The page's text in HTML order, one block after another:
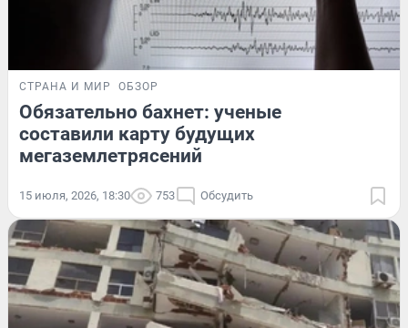
СТРАНА И МИР ОБЗОР
Обязательно бахнет: ученые
составили карту будущих
мегаземлетрясений
15 июля, 2026, 18:30 753 Обсудить